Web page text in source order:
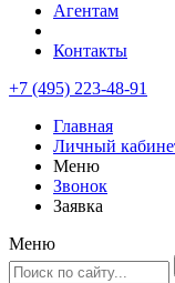
Агентам
Контакты
+7 (495) 223-48-91
Главная
Личный
Меню
Звонок
Заявка
Меню